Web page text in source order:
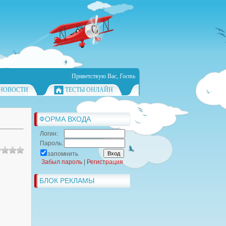
Приветствую Вас, Гость
ТЕСТЫ ОНЛАЙН
ФОРМА ВХОДА
Логин:
Пароль:
запомнить
Забыл пароль
Регистрация
БЛОК РЕКЛАМЫ